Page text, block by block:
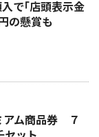
で｢店頭表示金
の懸賞も
アム商品券 ７